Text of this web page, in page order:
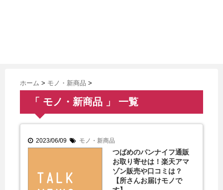
ホーム > モノ・新商品 >
「 モノ・新商品 」 一覧
2023/06/09 モノ・新商品
つばめのパンナイフ通販
お取り寄せは！楽天アマ
ゾン販売や口コミは？
【所さんお届けモノで